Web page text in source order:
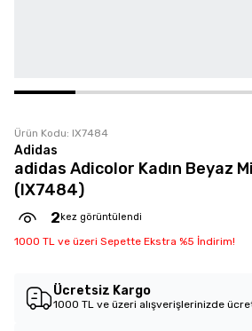
Ürün Kodu: IX7484
Adidas
adidas Adicolor Kadın Beyaz
(IX7484)
2 kez görüntülendi
1000 TL ve üzeri Sepette Ekstra %5 İndirim!
Ücretsiz Kargo
1000 TL ve üzeri alışverişlerinizde